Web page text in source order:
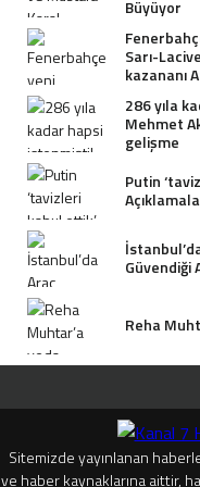
Büyüyor
Sarı-
kazananı
286 yıla
Mehmet
gelişme
Putin
Güvendiği
Reha
Sitemizde yayınlanan
ve haber kaynaklarına aittir,